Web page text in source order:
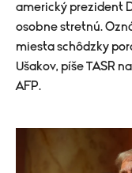
americký prezident
osobne stretnú.
miesta schôdzky
Ušakov, píše TASR
AFP.